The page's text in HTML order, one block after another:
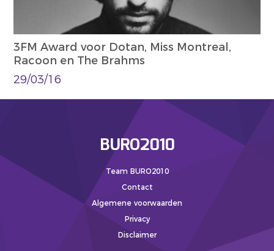
3FM Award voor Dotan, Miss Montreal,
Racoon en The Brahms
29/03/16
BURO2010
Team BURO2010
Contact
Algemene voorwaarden
Privacy
Disclaimer